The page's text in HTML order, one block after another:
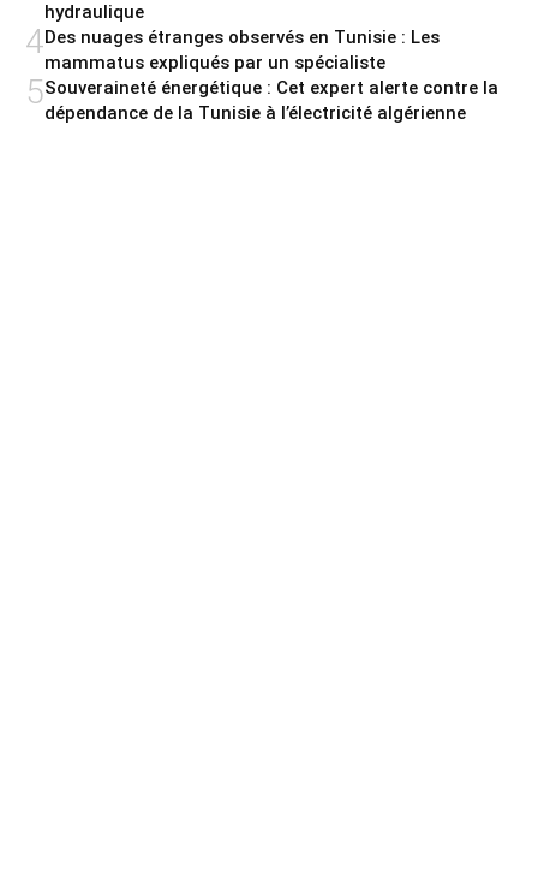
hydraulique
4Des nuages étranges observés en Tunisie : Les
mammatus expliqués par un spécialiste
5Souveraineté énergétique : Cet expert alerte contre la
dépendance de la Tunisie à l’électricité algérienne